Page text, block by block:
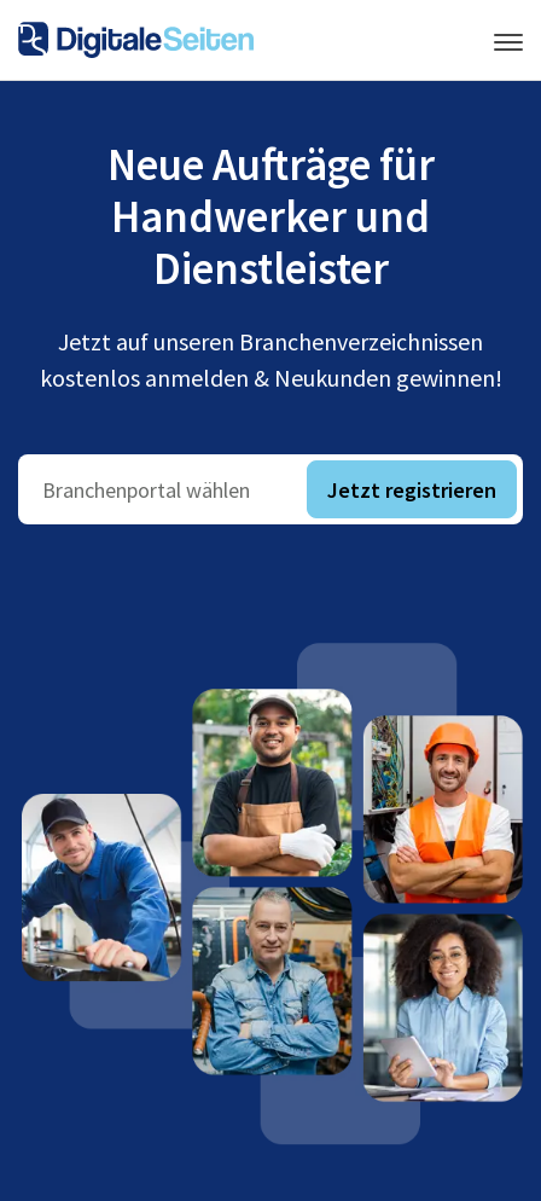
Neue Aufträge für
Handwerker und
Dienstleister
Jetzt auf unseren Branchenverzeichnissen
kostenlos anmelden & Neukunden gewinnen!
Branchenportal wählen Jetzt registrieren